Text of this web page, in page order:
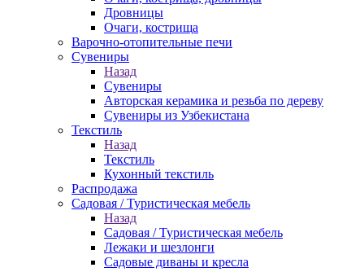
Дровницы
Очаги, кострища
Варочно-отопительные печи
Сувениры
Назад
Сувениры
Авторская керамика и резьба по дереву
Сувениры из Узбекистана
Текстиль
Назад
Текстиль
Кухонный текстиль
Распродажа
Садовая / Туристическая мебель
Назад
Садовая / Туристическая мебель
Лежаки и шезлонги
Садовые диваны и кресла